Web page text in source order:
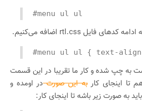
#menu ul ul
#menu ul ul { text-
به چپ شده و کار ما تقریبا در این قسمت
تا اینجای کاربه این صورتدر اومده و